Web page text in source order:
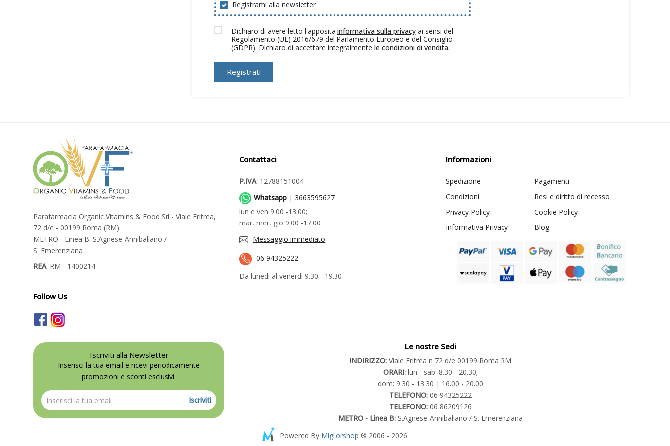
Registrami alla newsletter
Dichiaro di avere letto l'apposita informativa sulla privacyai sensi del
Regolamento (UE) 2016/679 del Parlamento Europeo e del Consiglio
(GDPR). Dichiaro di accettare integralmente le condizioni di vendita.
Registrati
Parafarmacia Organic Vitamins & Food Srl - Viale Eritrea,
72 d/e - 00199 Roma (RM)
METRO - Linea B: S.Agnese-Annibaliano /
S. Emerenziana
REA: RM - 1400214
Contattaci
P.IVA: 12788151004
Whatsapp | 3663595627
lun e ven 9.00 -13.00;
mar, mer, gio 9.00 -17.00
Messaggio immediato
06 94325222
Da lunedi al venerdi 9.30 - 19.30
Informazioni
Spedizione
Pagamenti
Condizioni
Resi e diritto di recesso
Privacy Policy
Cookie Policy
Informativa Privacy
Blog
Follow Us
Iscriviti alla Newsletter
Inserisci la tua email e ricevi periodicamente
promozioni e sconti esclusivi.
Iscriviti
Le nostre Sedi
INDIRIZZO: Viale Eritrea n 72 d/e 00199 Roma RM
ORARI: lun - sab: 8.30 - 20.30;
dom: 9.30 - 13.30 | 16.00 - 20.00
TELEFONO: 06 94325222
TELEFONO: 06 86209126
METRO - Linea B:S.Agnese-Annibaliano / S. Emerenziana
Powered By Migliorshop ® 2006 - 2026